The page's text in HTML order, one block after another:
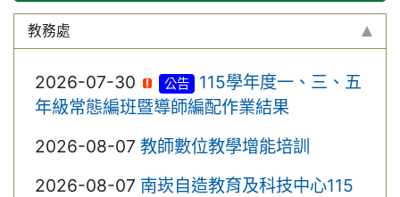
教務處
2026-07-30 公告
115學年度一、三、五
年級常態編班暨導師編配作業結果
2026-08-07 教師數位教學增能培訓
2026-08-07 南崁自造教育及科技中心115